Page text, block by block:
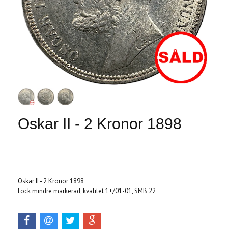
Oskar II - 2 Kronor 1898
Oskar II - 2 Kronor 1898
Lock mindre markerad, kvalitet 1+/01-01, SMB 22